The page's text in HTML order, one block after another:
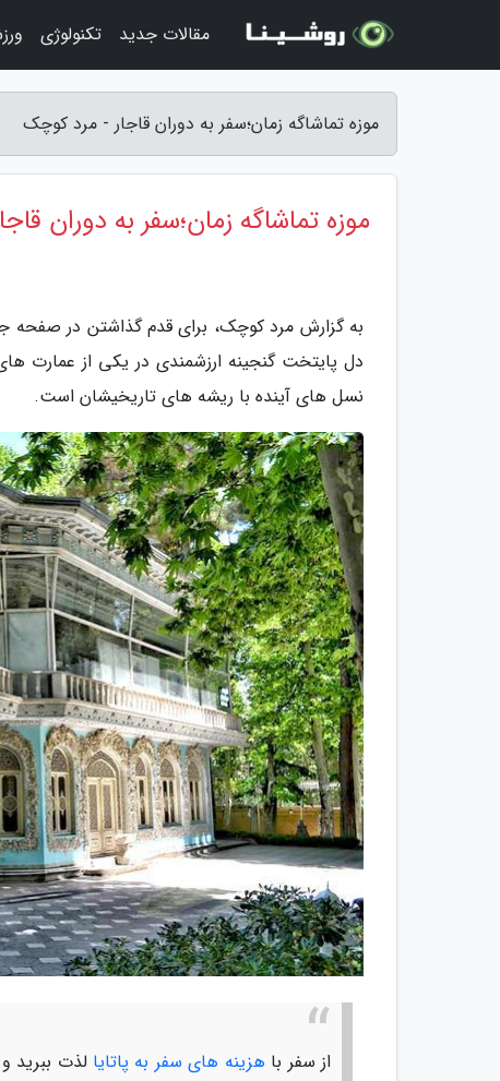
موزه تماشاگه زمان؛سفر به دوران قاجار - مرد کوچک
موزه تماشاگه زمان؛سفر به دوران
به گزارش مرد کوچک، برای قدم گذاشتن در صفحه
دل پایتخت گنجینه ارزشمندی در یکی از عمارت
نسل های آینده با ریشه های تاریخیشان است.
از سفر با هزینه های سفر به پاتایا لذت ببرید
مقالات جدید تکنولوژی